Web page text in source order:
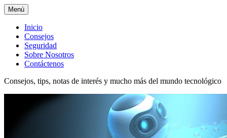
Menú
Menú
superior
Inicio
Consejos
Seguridad
Sobre Nosotros
Contáctenos
Consejos, tips, notas de interés y mucho más del mundo tecnológico